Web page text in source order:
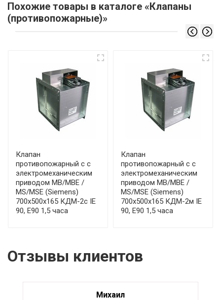
Похожие товары в каталоге «Клапаны
(противопожарные)»
Клапан
противопожарный с с
электромеханическим
приводом МВ/МВЕ /
MS/MSE (Siemens)
700x500x165 КДМ-2с IE
90, E90 1,5 часа
Клапан
противопожарный с с
электромеханическим
приводом МВ/МВЕ /
MS/MSE (Siemens)
700x500x165 КДМ-2м IE
90, E90 1,5 часа
Отзывы клиентов
Михаил